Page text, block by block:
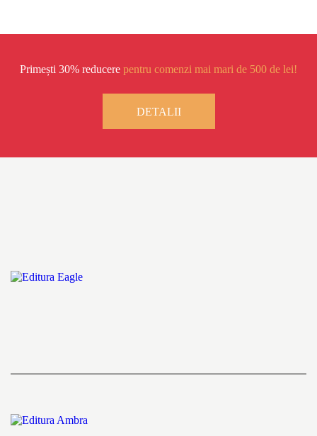
Primești 30% reducere pentru comenzi mai mari de 500 de lei!
DETALII